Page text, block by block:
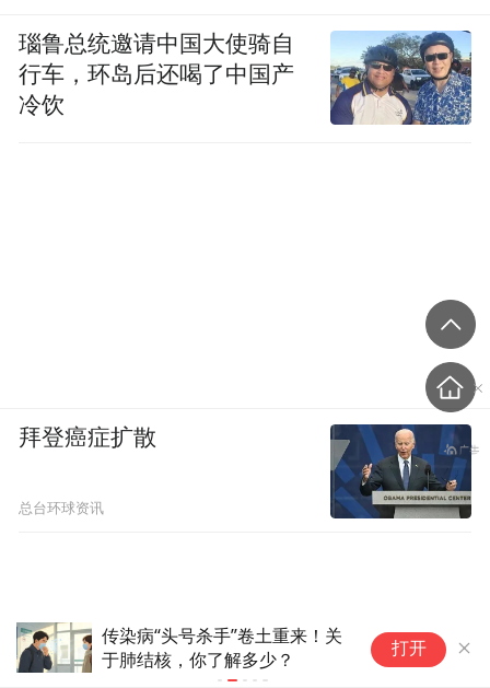
传染病“头号杀手”卷土重来！关
于肺结核，你了解多少？
打开
瑙鲁总统邀请中国大使骑自
行车，环岛后还喝了中国产
冷饮
拜登癌症扩散
总台环球资讯